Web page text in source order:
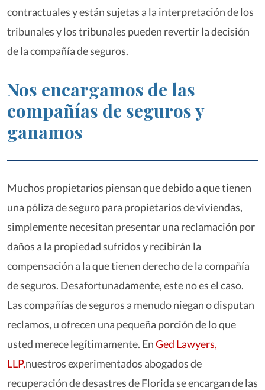
contractuales y están sujetas a la interpretación de los
tribunales y los tribunales pueden revertir la decisión
de la compañía de seguros.
Nos encargamos de las
compañías de seguros y
ganamos
Muchos propietarios piensan que debido a que tienen
una póliza de seguro para propietarios de viviendas,
simplemente necesitan presentar una reclamación por
daños a la propiedad sufridos y recibirán la
compensación a la que tienen derecho de la compañía
de seguros. Desafortunadamente, este no es el caso.
Las compañías de seguros a menudo niegan o disputan
reclamos, u ofrecen una pequeña porción de lo que
usted merece legítimamente. EnGed Lawyers,
LLP,nuestros experimentados abogados de
recuperación de desastres de Florida se encargan de las